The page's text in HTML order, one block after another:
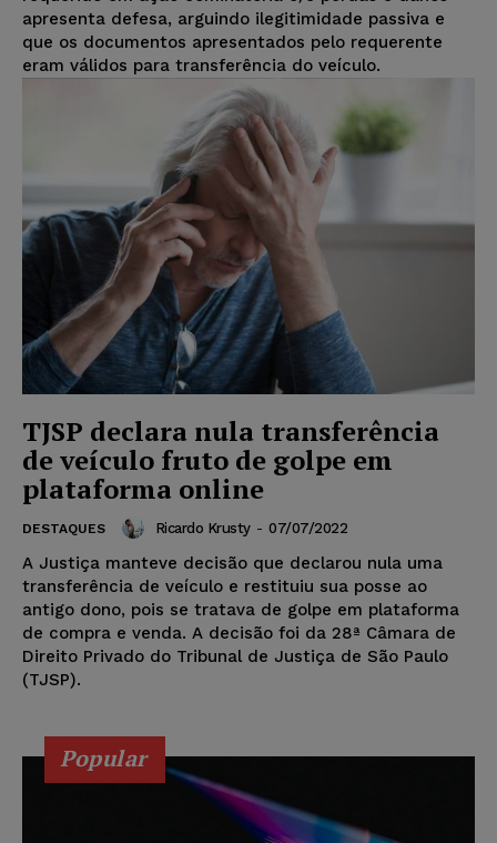
apresenta defesa, arguindo ilegitimidade passiva e
que os documentos apresentados pelo requerente
eram válidos para transferência do veículo.
TJSP declara nula transferência
de veículo fruto de golpe em
plataforma online
DESTAQUES Ricardo Krusty - 07/07/2022
A Justiça manteve decisão que declarou nula uma
transferência de veículo e restituiu sua posse ao
antigo dono, pois se tratava de golpe em plataforma
de compra e venda. A decisão foi da 28ª Câmara de
Direito Privado do Tribunal de Justiça de São Paulo
(TJSP).
Popular